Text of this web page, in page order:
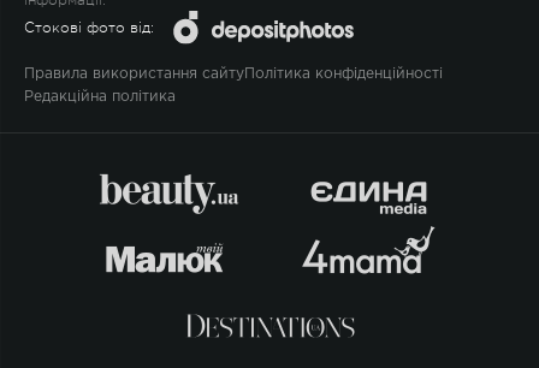
Стокові фото від:
Правила використання сайту Політика конфіденційності
Редакційна політика